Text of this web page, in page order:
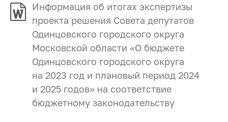
Информация об итогах экспертизы
проекта решения Совета депутатов
Одинцовского городского округа
Московской области «О бюджете
Одинцовского городского округа
на 2023 год и плановый период 2024
и 2025 годов» на соответствие
бюджетному законодательству